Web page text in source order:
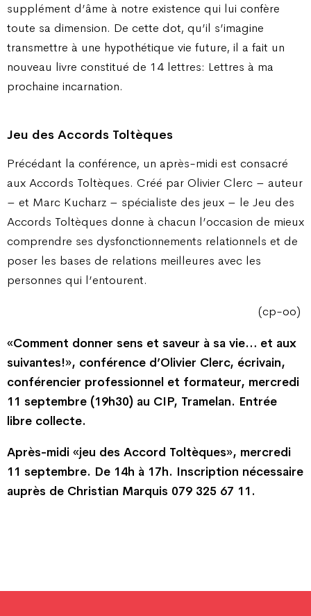
supplément d’âme à notre existence qui lui confère
toute sa dimension. De cette dot, qu’il s’imagine
transmettre à une hypothétique vie future, il a fait un
nouveau livre constitué de 14 lettres: Lettres à ma
prochaine incarnation.
Jeu des Accords Toltèques
Précédant la conférence, un après-midi est consacré
aux Accords Toltèques. Créé par Olivier Clerc – auteur
– et Marc Kucharz – spécialiste des jeux – le Jeu des
Accords Toltèques donne à chacun l’occasion de mieux
comprendre ses dysfonctionnements relationnels et de
poser les bases de relations meilleures avec les
personnes qui l’entourent.
(cp-oo)
«Comment donner sens et saveur à sa vie… et aux
suivantes!», conférence d’Olivier Clerc, écrivain,
conférencier professionnel et formateur, mercredi
11 septembre (19h30) au CIP, Tramelan. Entrée
libre collecte.
Après-midi «jeu des Accord Toltèques», mercredi
11 septembre. De 14h à 17h. Inscription nécessaire
auprès de Christian Marquis 079 325 67 11.